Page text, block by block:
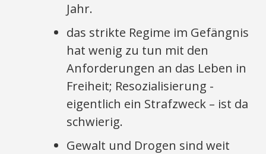
Jahr.
das strikte Regime im Gefängnis
hat wenig zu tun mit den
Anforderungen an das Leben in
Freiheit; Resozialisierung -
eigentlich ein Strafzweck – ist da
schwierig.
Gewalt und Drogen sind weit